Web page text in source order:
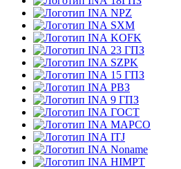
NPZ
SXM
KOFK
23 ГПЗ
SZPK
15 ГПЗ
РВЗ
9 ГПЗ
ГОСТ
MAPCO
ITJ
Noname
HIMPT